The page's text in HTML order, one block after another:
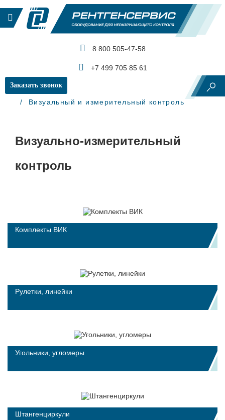
8 800 505-47-58
+7 499 705 85 61
Заказать звонок
Главная
Визуальный и измерительный контроль
Визуально-измерительный
контроль
Комплекты ВИК
Рулетки, линейки
Угольники, угломеры
Штангенциркули